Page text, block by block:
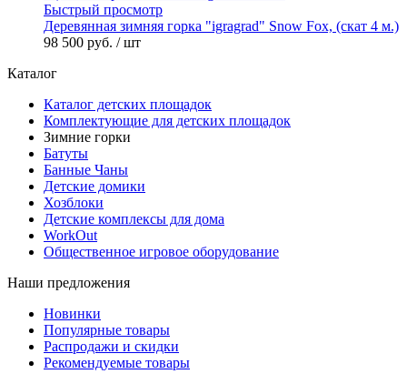
Быстрый просмотр
Деревянная зимняя горка "igragrad" Snow Fox, (скат 4 м.)
98 500 руб. / шт
Каталог
Каталог детских площадок
Комплектующие для детских площадок
Зимние горки
Батуты
Банные Чаны
Детские домики
Хозблоки
Детские комплексы для дома
WorkOut
Общественное игровое оборудование
Наши предложения
Новинки
Популярные товары
Распродажи и скидки
Рекомендуемые товары